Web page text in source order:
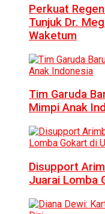
Perkuat
Tunjuk Dr.
Waketum
Tim Garuda
Mimpi Anak
Disupport
Juarai Lomba